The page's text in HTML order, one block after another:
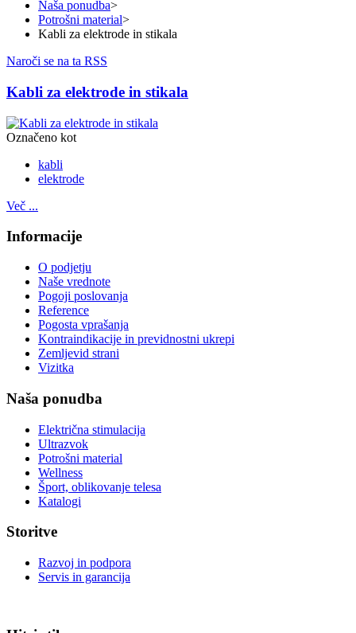
Naša ponudba>
Potrošni material>
Kabli za elektrode in stikala
Naroči se na ta RSS
Kabli za elektrode in stikala
Označeno kot
kabli
elektrode
Več ...
Informacije
O podjetju
Naše vrednote
Pogoji poslovanja
Reference
Pogosta vprašanja
Kontraindikacije in previdnostni ukrepi
Zemljevid strani
Vizitka
Naša ponudba
Električna stimulacija
Ultrazvok
Potrošni material
Wellness
Šport, oblikovanje telesa
Katalogi
Storitve
Razvoj in podpora
Servis in garancija